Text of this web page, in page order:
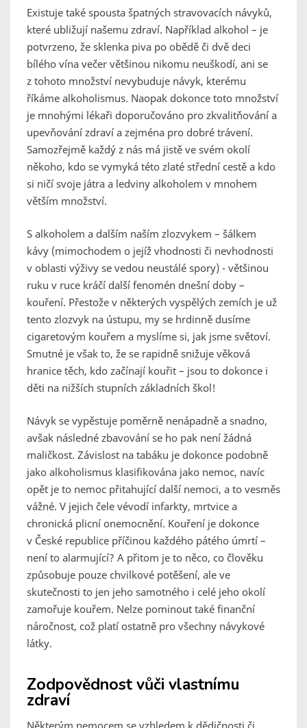
Existuje také spousta špatných stravovacích návyků,
které ubližují našemu zdraví. Například alkohol – je
potvrzeno, že sklenka piva po obědě či dvě deci
bílého vína večer většinou nikomu neuškodí, ani se
z tohoto množství nevybuduje návyk, kterému
říkáme alkoholismus. Naopak dokonce toto množství
je mnohými lékaři doporučováno pro zkvalitňování a
upevňování zdraví a zejména pro dobré trávení.
Samozřejmě každý z nás má jistě ve svém okolí
někoho, kdo se vymyká této zlaté střední cestě a kdo
si ničí svoje játra a ledviny alkoholem v mnohem
větším množství.
S alkoholem a dalším naším zlozvykem – šálkem
kávy (mimochodem o jejíž vhodnosti či nevhodnosti
v oblasti výživy se vedou neustálé spory) - většinou
ruku v ruce kráčí další fenomén dnešní doby –
kouření. Přestože v některých vyspělých zemích je už
tento zlozvyk na ústupu, my se hrdinně dusíme
cigaretovým kouřem a myslíme si, jak jsme světoví.
Smutné je však to, že se rapidně snižuje věková
hranice těch, kdo začínají kouřit – jsou to dokonce i
děti na nižších stupních základních škol!
Návyk se vypěstuje poměrně nenápadně a snadno,
avšak následné zbavování se ho pak není žádná
maličkost. Závislost na tabáku je dokonce podobně
jako alkoholismus klasifikována jako nemoc, navíc
opět je to nemoc přitahující další nemoci, a to vesměs
vážné. V jejich čele vévodí infarkty, mrtvice a
chronická plicní onemocnění. Kouření je dokonce
v České republice příčinou každého pátého úmrtí –
není to alarmující? A přitom je to něco, co člověku
způsobuje pouze chvilkové potěšení, ale ve
skutečnosti to jen jeho samotného i celé jeho okolí
zamořuje kouřem. Nelze pominout také finanční
náročnost, což platí ostatně pro všechny návykové
látky.
Zodpovědnost vůči vlastnímu
zdraví